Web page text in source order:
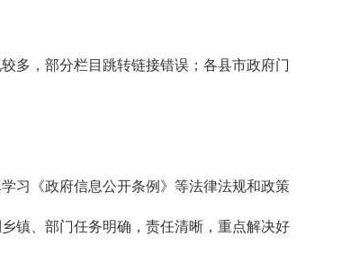
多，部分栏目跳转链接错误；各县市政府门
习《政府信息公开条例》等法律法规和政策
镇、部门任务明确，责任清晰，重点解决好